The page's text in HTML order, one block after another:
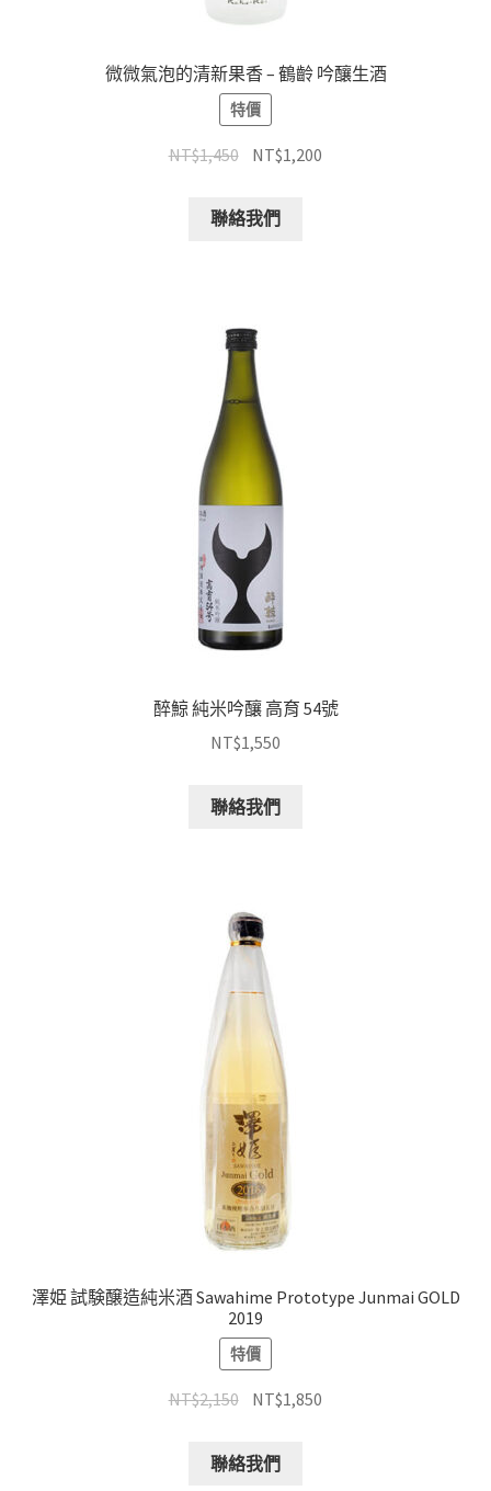
微微氣泡的清新果香 – 鶴齡 吟釀生酒
特價
NT$1,450 NT$1,200
聯絡我們
醉鯨 純米吟釀 高育 54號
NT$1,550
聯絡我們
澤姫 試験醸造純米酒 Sawahime Prototype Junmai GOLD
2019
特價
NT$2,150 NT$1,850
聯絡我們